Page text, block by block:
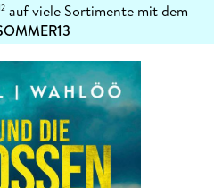
auf viele Sortimente mit dem